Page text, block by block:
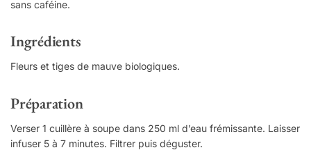
sans caféine.
Ingrédients
Fleurs et tiges de mauve biologiques.
Préparation
Verser 1 cuillère à soupe dans 250 ml d’eau frémissante. Laisser
infuser 5 à 7 minutes. Filtrer puis déguster.